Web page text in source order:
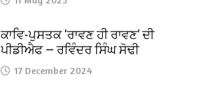
ਕਾਵਿ-ਪੁਸਤਕ ‘ਰਾਵਣ ਹੀ ਰਾਵਣ’ ਦੀ
ਪੀਡੀਐਫ — ਰਵਿੰਦਰ ਸਿੰਘ ਸੋਢੀ
17 December 2024